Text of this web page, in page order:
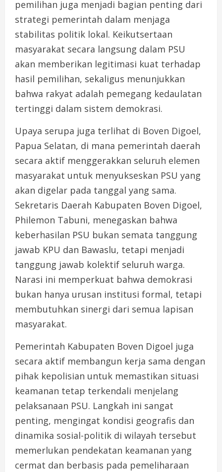
pemilihan juga menjadi bagian penting dari
strategi pemerintah dalam menjaga
stabilitas politik lokal. Keikutsertaan
masyarakat secara langsung dalam PSU
akan memberikan legitimasi kuat terhadap
hasil pemilihan, sekaligus menunjukkan
bahwa rakyat adalah pemegang kedaulatan
tertinggi dalam sistem demokrasi.
Upaya serupa juga terlihat di Boven Digoel,
Papua Selatan, di mana pemerintah daerah
secara aktif menggerakkan seluruh elemen
masyarakat untuk menyukseskan PSU yang
akan digelar pada tanggal yang sama.
Sekretaris Daerah Kabupaten Boven Digoel,
Philemon Tabuni, menegaskan bahwa
keberhasilan PSU bukan semata tanggung
jawab KPU dan Bawaslu, tetapi menjadi
tanggung jawab kolektif seluruh warga.
Narasi ini memperkuat bahwa demokrasi
bukan hanya urusan institusi formal, tetapi
membutuhkan sinergi dari semua lapisan
masyarakat.
Pemerintah Kabupaten Boven Digoel juga
secara aktif membangun kerja sama dengan
pihak kepolisian untuk memastikan situasi
keamanan tetap terkendali menjelang
pelaksanaan PSU. Langkah ini sangat
penting, mengingat kondisi geografis dan
dinamika sosial-politik di wilayah tersebut
memerlukan pendekatan keamanan yang
cermat dan berbasis pada pemeliharaan